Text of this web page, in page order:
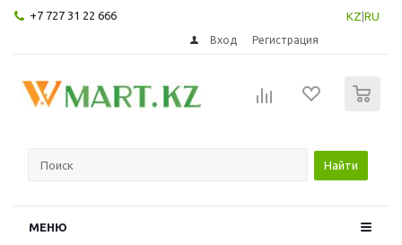
+7 727 31 22 666 KZ RU
Вход Регистрация
Найти
МЕНЮ